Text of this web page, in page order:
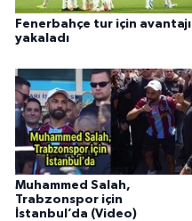
Fenerbahçe tur için avantajı
yakaladı
Muhammed Salah,
Trabzonspor için
İstanbul’da (Video)